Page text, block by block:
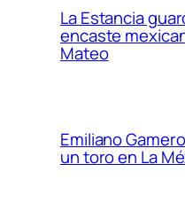
La Estancia
encaste
Mateo
Emiliano
un toro en La